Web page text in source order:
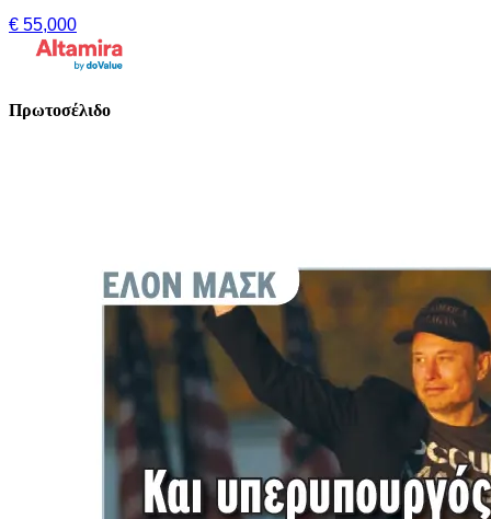
€ 55,000
Πρωτοσέλιδο